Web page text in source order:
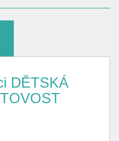
DĚTSKÁ